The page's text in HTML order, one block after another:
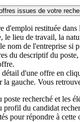
issues de votre
d'emploi restituée dans
le lieu de travail, la
nom de l'entreprise si
du descriptif du
détail d'une offre en
la gauche. Vous
poste recherché et les
profil du candidat
pour répondre à cette